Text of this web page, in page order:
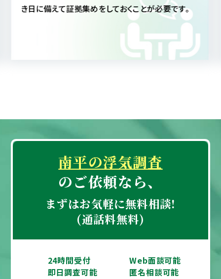
にしても、真実を知ることによって配偶者への信頼も
南平の浮気調査
のご依頼なら、
まずはお気軽に無料相談!
(通話料無料)
24時間受付
Web面談可能
即日調査可能
匿名相談可能